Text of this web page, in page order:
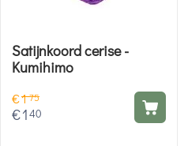
Satijnkoord cerise -
Kumihimo
€175
€140